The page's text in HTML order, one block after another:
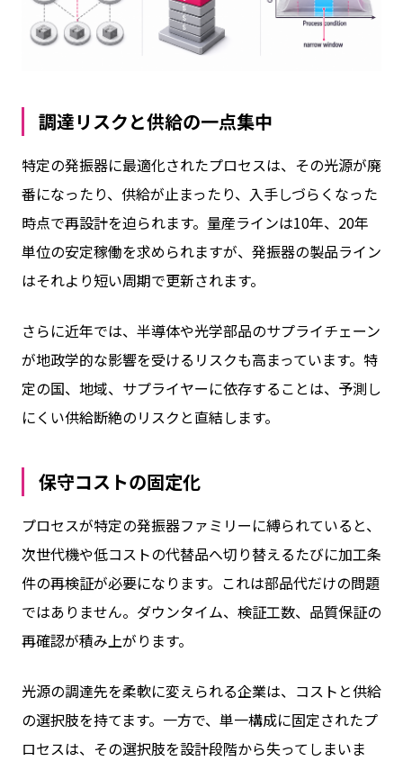
調達リスクと供給の一点集中
特定の発振器に最適化されたプロセスは、その光源が廃
番になったり、供給が止まったり、入手しづらくなった
時点で再設計を迫られます。量産ラインは10年、20年
単位の安定稼働を求められますが、発振器の製品ライン
はそれより短い周期で更新されます。
さらに近年では、半導体や光学部品のサプライチェーン
が地政学的な影響を受けるリスクも高まっています。特
定の国、地域、サプライヤーに依存することは、予測し
にくい供給断絶のリスクと直結します。
保守コストの固定化
プロセスが特定の発振器ファミリーに縛られていると、
次世代機や低コストの代替品へ切り替えるたびに加工条
件の再検証が必要になります。これは部品代だけの問題
ではありません。ダウンタイム、検証工数、品質保証の
再確認が積み上がります。
光源の調達先を柔軟に変えられる企業は、コストと供給
の選択肢を持てます。一方で、単一構成に固定されたプ
ロセスは、その選択肢を設計段階から失ってしまいま